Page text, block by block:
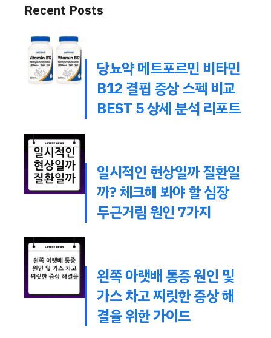
Recent Posts
당뇨약 메트포르민 비타민
B12 결핍 증상 스펙 비교
BEST 5 상세 분석 리포트
일시적인 현상일까 질환일
까? 체크해 봐야 할 심장
두근거림 원인 7가지
왼쪽 아랫배 통증 원인 및
가스 차고 찌릿한 증상 해
결을 위한 가이드